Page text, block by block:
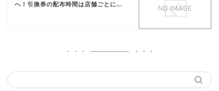
へ！引換券の配布時間は店舗ごとに...